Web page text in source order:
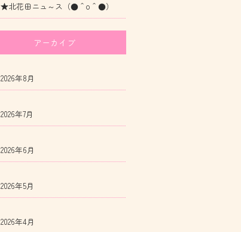
★北花田ニュ～ス（●＾o＾●）
アーカイブ
2026年8月
2026年7月
2026年6月
2026年5月
2026年4月